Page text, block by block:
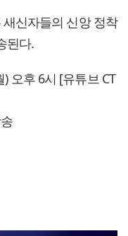
신자들의 신앙 정착
된다.
) 오후 6시 [유튜브 CT